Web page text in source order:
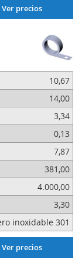
Ver precios
10,67
14,00
3,34
0,13
7,87
381,00
4.000,00
3,30
inoxidable 301
Ver precios